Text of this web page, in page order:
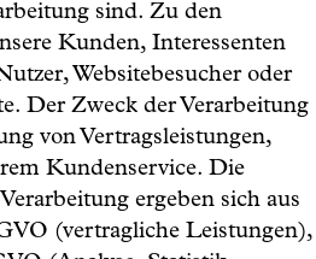
sind. Zu den
Kunden, Interessenten
Websitebesucher oder
Der Zweck der Verarbeitung
von Vertragsleistungen,
Kundenservice. Die
ergeben sich aus
(vertragliche Leistungen),